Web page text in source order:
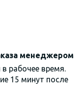
менеджером
рабочее время.
15 минут после